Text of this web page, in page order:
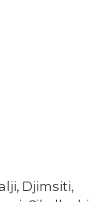
Djimsiti,